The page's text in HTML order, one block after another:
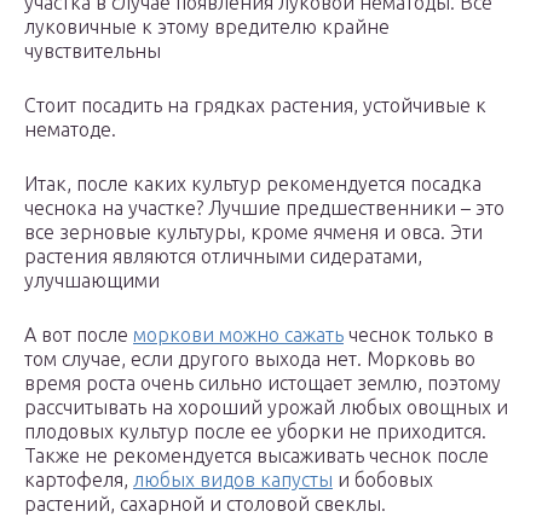
луковичные к этому вредителю крайне
чувствительны
Стоит посадить на грядках растения, устойчивые к
нематоде.
Итак, после каких культур рекомендуется посадка
чеснока на участке? Лучшие предшественники – это
все зерновые культуры, кроме ячменя и овса. Эти
растения являются отличными сидератами,
улучшающими
А вот после моркови можно сажать чеснок только в
том случае, если другого выхода нет. Морковь во
время роста очень сильно истощает землю, поэтому
рассчитывать на хороший урожай любых овощных и
плодовых культур после ее уборки не приходится.
Также не рекомендуется высаживать чеснок после
картофеля, любых видов капусты и бобовых
растений, сахарной и столовой свеклы.